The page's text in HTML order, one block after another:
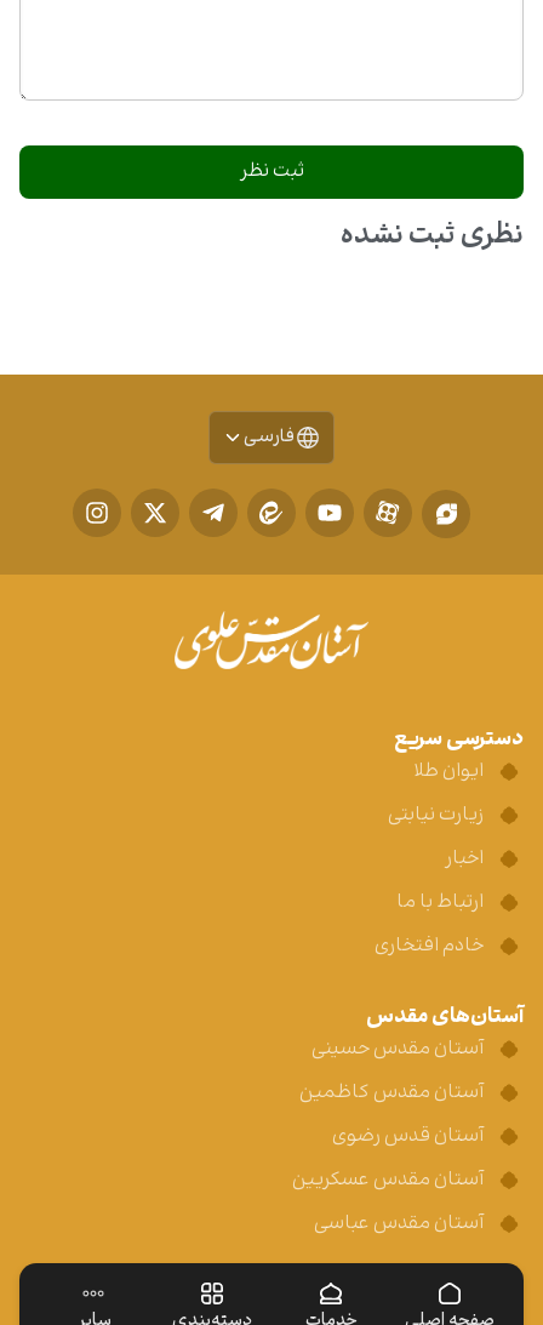
نظری ثبت نشده
فارسی
دسترسی سریع
ایوان طلا
زیارت نیابتی
اخبار
ارتباط با ما
خادم افتخاری
آستان‌های مقدس
آستان مقدس حسینی
آستان مقدس کاظمین
آستان قدس رضوی
آستان مقدس عسکریین
آستان مقدس عباسی